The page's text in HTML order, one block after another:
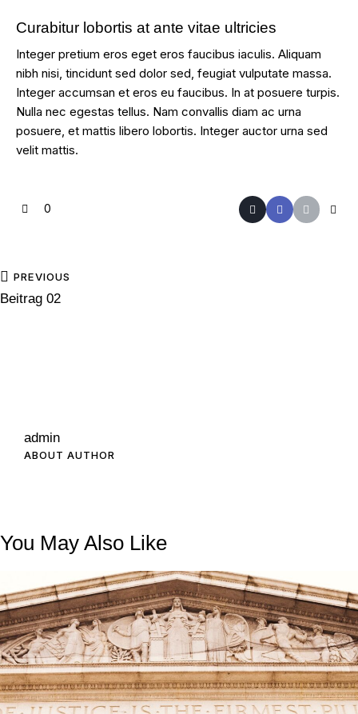
Curabitur lobortis at ante vitae ultricies
Integer pretium eros eget eros faucibus iaculis. Aliquam
nibh nisi, tincidunt sed dolor sed, feugiat vulputate massa.
Integer accumsan et eros eu faucibus. In at posuere turpis.
Nulla nec egestas tellus. Nam convallis diam ac urna
posuere, et mattis libero lobortis. Integer auctor urna sed
velit mattis.
0
PREVIOUS
Beitrag 02
admin
ABOUT AUTHOR
You May Also Like